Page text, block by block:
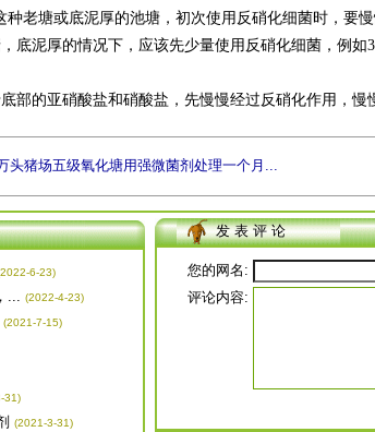
种老塘或底泥厚的池塘，初次使用反硝化细菌时，要
底泥厚的情况下，应该先少量使用反硝化细菌，例
部的亚硝酸盐和硝酸盐，先慢慢经过反硝化作用，慢
头猪场五级氧化塘用强微菌剂处理一个月...
6-23)
... (2022-4-23)
(2021-7-15)
31)
(2021-3-31)
发 表 评 论
您的网名:
评论内容: